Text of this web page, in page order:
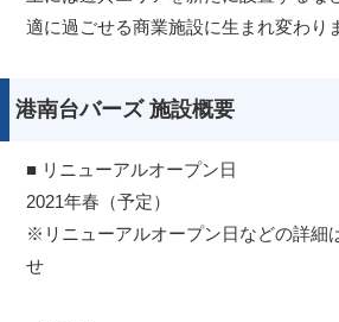
適に過ごせる商業施設に生まれ変わり
港南台バーズ 施設概要
■ リニューアルオープン日
2021年春（予定）
※リニューアルオープン日などの詳細
せ